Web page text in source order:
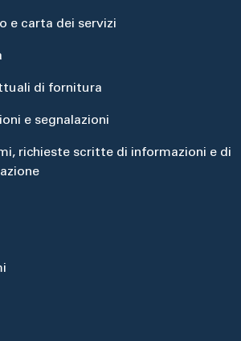
e carta dei servizi
di fornitura
e segnalazioni
richieste scritte di informazioni e di